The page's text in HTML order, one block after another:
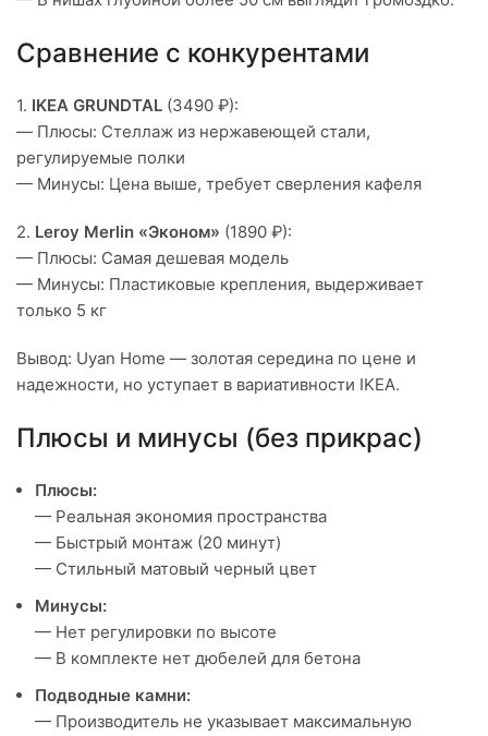
Сравнение с конкурентами
1. IKEA GRUNDTAL (3490 ₽):
— Плюсы: Стеллаж из нержавеющей стали,
регулируемые полки
— Минусы: Цена выше, требует сверления кафеля
2. Leroy Merlin «Эконом» (1890 ₽):
— Плюсы: Самая дешевая модель
— Минусы: Пластиковые крепления, выдерживает
только 5 кг
Вывод: Uyan Home — золотая середина по цене и
надежности, но уступает в вариативности IKEA.
Плюсы и минусы (без прикрас)
Плюсы:
— Реальная экономия пространства
— Быстрый монтаж (20 минут)
— Стильный матовый черный цвет
Минусы:
— Нет регулировки по высоте
— В комплекте нет дюбелей для бетона
Подводные камни:
— Производитель не указывает максимальную